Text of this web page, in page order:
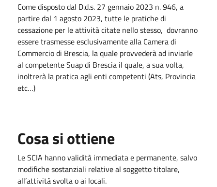
Come disposto dal D.d.s. 27 gennaio 2023 n. 946, a
partire dal 1 agosto 2023, tutte le pratiche di
cessazione per le attività citate nello stesso, dovranno
essere trasmesse esclusivamente alla Camera di
Commercio di Brescia, la quale provvederà ad inviarle
al competente Suap di Brescia il quale, a sua volta,
inoltrerà la pratica agli enti competenti (Ats, Provincia
etc…)
Cosa si ottiene
Le SCIA hanno validità immediata e permanente, salvo
modifiche sostanziali relative al soggetto titolare,
all’attività svolta o ai locali.